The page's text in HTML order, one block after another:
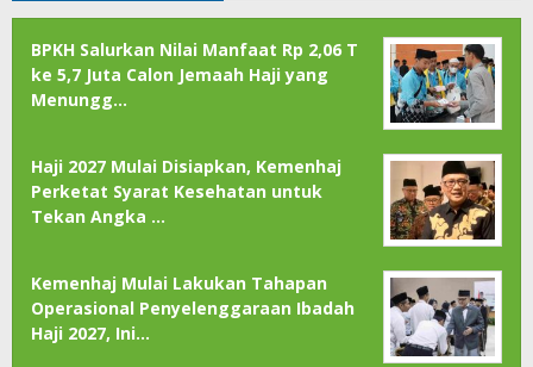
BPKH Salurkan Nilai Manfaat Rp 2,06 T
ke 5,7 Juta Calon Jemaah Haji yang
Menungg…
Haji 2027 Mulai Disiapkan, Kemenhaj
Perketat Syarat Kesehatan untuk
Tekan Angka …
Kemenhaj Mulai Lakukan Tahapan
Operasional Penyelenggaraan Ibadah
Haji 2027, Ini…